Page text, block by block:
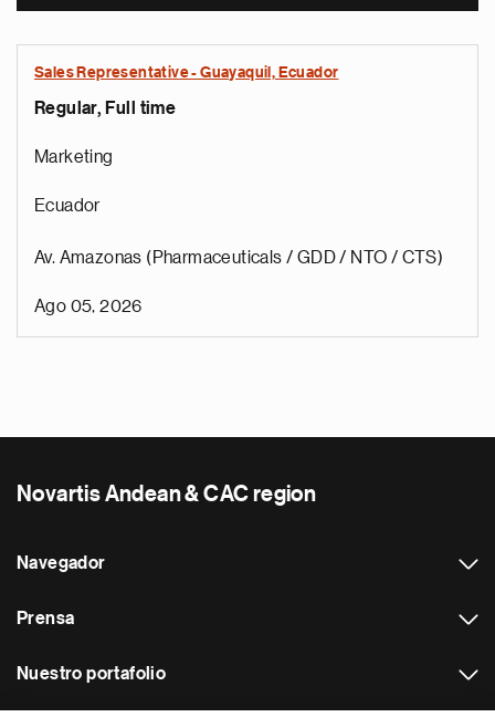
Sales Representative - Guayaquil, Ecuador
Regular, Full time
Marketing
Ecuador
Av. Amazonas (Pharmaceuticals / GDD / NTO / CTS)
Ago 05, 2026
Novartis Andean & CAC region
Navegador
Prensa
Nuestro portafolio